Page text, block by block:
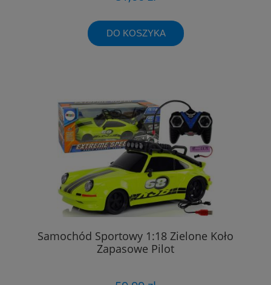
DO KOSZYKA
Samochód Sportowy 1:18 Zielone Koło
Zapasowe Pilot